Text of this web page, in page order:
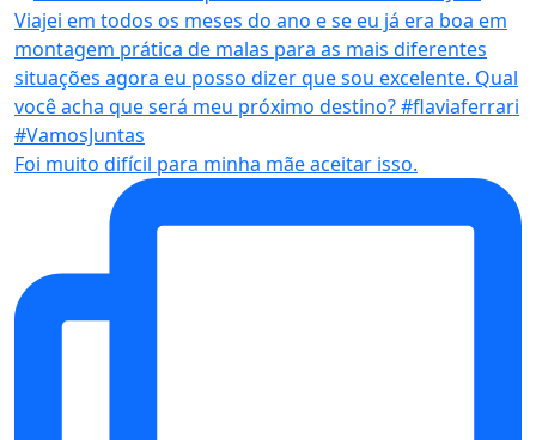
Foi muito difícil para minha mãe aceitar isso.